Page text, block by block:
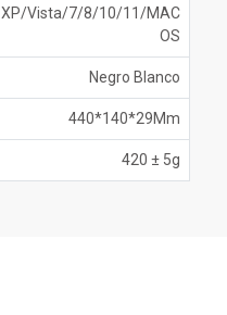
XP/Vista/7/8/10/11/MAC
OS
Negro Blanco
440*140*29Mm
420 ± 5g